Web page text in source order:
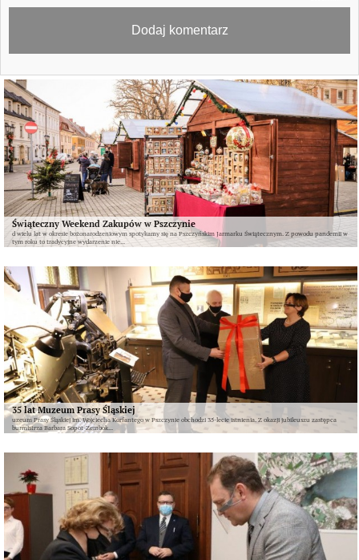
Świąteczny Weekend Zakupów w Pszczynie
d wielu lat w okresie bożonarodzeniowym spotykamy się na Pszczyńskim Jarmarku Świątecznym. Z powodu pandemii w
tym roku to tradycyjne wydarzenie nie...
35 lat Muzeum Prasy Śląskiej
uzeum Prasy Śląskiej im. Wojciecha Korfantego w Pszczynie obchodzi 35-lecie istnienia. Z okazji jubileuszu zastępca
burmistrza Barbara Sopot-Zembok...